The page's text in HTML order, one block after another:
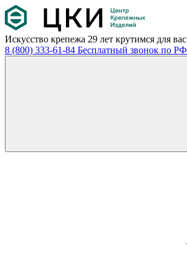
Искусство крепежа 29 лет крутимся для вас
8 (800) 333-61-84 Бесплатный звонок по РФ